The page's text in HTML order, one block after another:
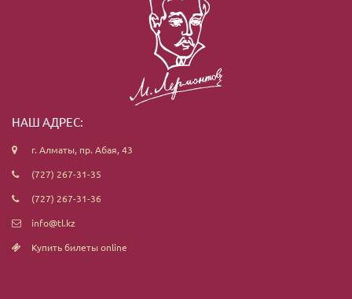
НАШ АДРЕС:
г. Алматы, пр. Абая, 43
(727) 267-31-35
(727) 267-31-36
info@tl.kz
Купить билеты online